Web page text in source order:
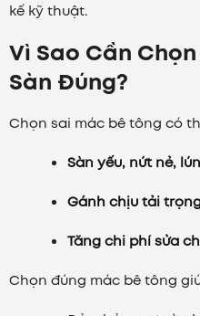
kế kỹ thuật.
Vì Sao Cần
Sàn Đúng?
Chọn sai mác bê tông có
Sàn yếu, nứt nẻ,
Gánh chịu tải
Tăng chi phí sửa
Chọn đúng mác bê tông